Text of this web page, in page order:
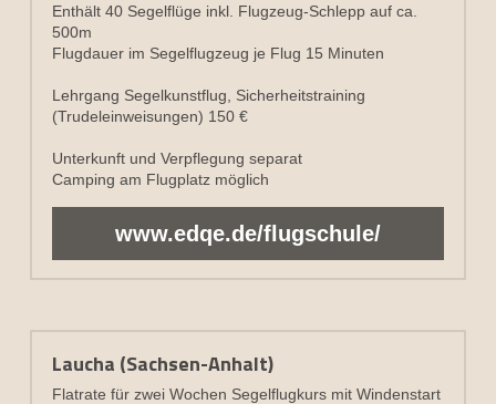
Enthält 40 Segelflüge inkl. Flugzeug-Schlepp auf ca.
500m
Flugdauer im Segelflugzeug je Flug 15 Minuten
Lehrgang Segelkunstflug, Sicherheitstraining
(Trudeleinweisungen) 150 €
Unterkunft und Verpflegung separat
Camping am Flugplatz möglich
www.edqe.de/flugschule/
Laucha (Sachsen-Anhalt)
Flatrate für zwei Wochen Segelflugkurs mit Windenstart